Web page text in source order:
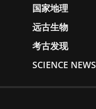
国家地理
远古生物
考古发现
SCIENCE NEWS